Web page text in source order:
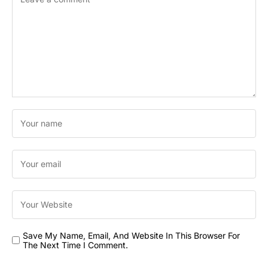
Save My Name, Email, And Website In This Browser For
The Next Time I Comment.